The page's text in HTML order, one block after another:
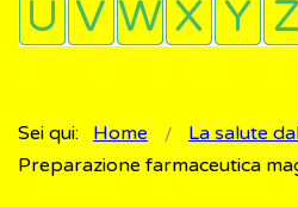
Sei qui: Home La salute
Preparazione farmaceutica